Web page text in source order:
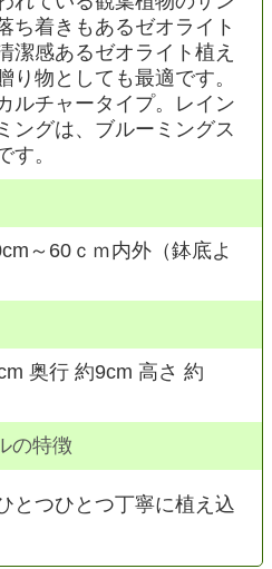
ち着きもあるゼオライト
潔感あるゼオライト植え
り物としても最適です。
ルチャータイプ。レイン
ングは、ブルーミングス
す。
～60ｃｍ内外（鉢底よ
奥行 約9cm 高さ 約
の特徴
とつひとつ丁寧に植え込